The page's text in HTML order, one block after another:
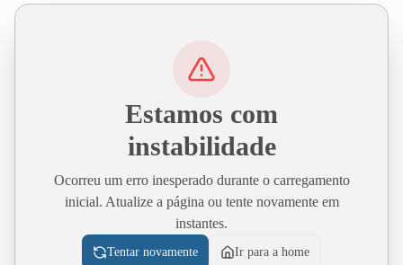
Estamos com
instabilidade
Ocorreu um erro inesperado durante o carregamento
inicial. Atualize a página ou tente novamente em
instantes.
Tentar novamente Ir para a home